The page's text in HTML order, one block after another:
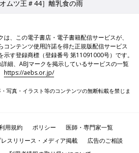
ムツ王＃44］離乳食の雨
は、この電子書店・電子書籍配信サービスが、
コンテンツ使用許諾を得た正規版配信サービス
示す登録商標（登録番号 第11091000号）です。
詳細、ABJマークを掲示しているサービスの一覧
https://aebs.or.jp/
写真・イラスト等のコンテンツの無断転載を禁じま
用規約 ポリシー
医師・専門家一覧
スリリース・メディア掲載
広告のご相談